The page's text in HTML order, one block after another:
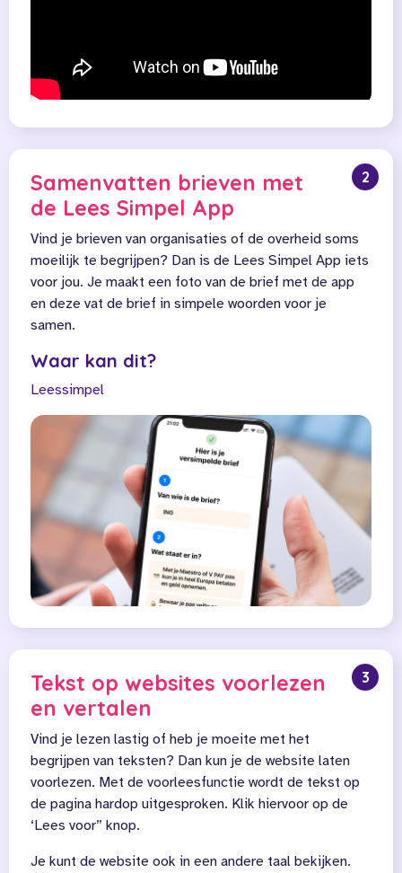
2
Samenvatten brieven met
de Lees Simpel App
Vind je brieven van organisaties of de overheid soms
moeilijk te begrijpen? Dan is de Lees Simpel App iets
voor jou. Je maakt een foto van de brief met de app
en deze vat de brief in simpele woorden voor je
samen.
Waar kan dit?
Leessimpel
3
Tekst op websites voorlezen
en vertalen
Vind je lezen lastig of heb je moeite met het
begrijpen van teksten? Dan kun je de website laten
voorlezen. Met de voorleesfunctie wordt de tekst op
de pagina hardop uitgesproken. Klik hiervoor op de
‘Lees voor” knop.
Je kunt de website ook in een andere taal bekijken.